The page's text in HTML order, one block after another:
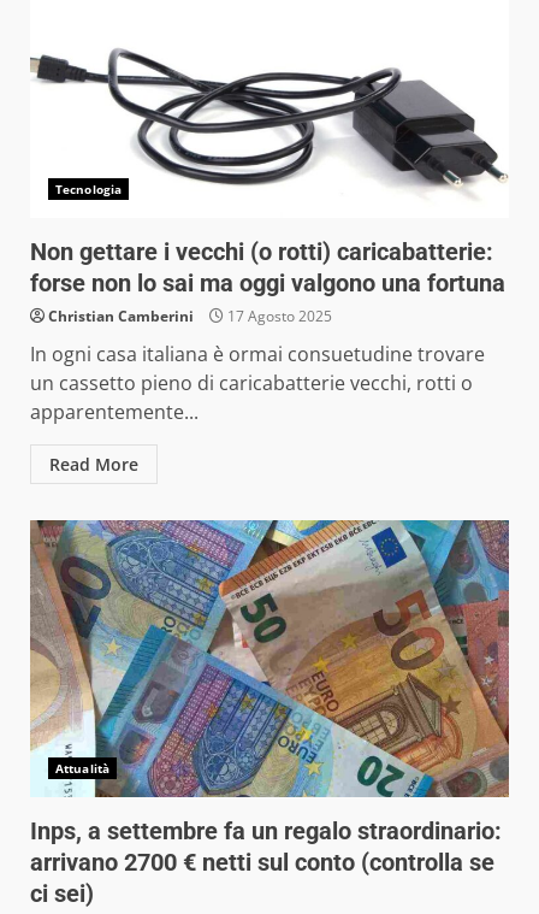
Tecnologia
Non gettare i vecchi (o rotti) caricabatterie:
forse non lo sai ma oggi valgono una fortuna
Christian Camberini 17 Agosto 2025
In ogni casa italiana è ormai consuetudine trovare
un cassetto pieno di caricabatterie vecchi, rotti o
apparentemente...
Read More
Attualità
Inps, a settembre fa un regalo straordinario:
arrivano 2700 € netti sul conto (controlla se
ci sei)